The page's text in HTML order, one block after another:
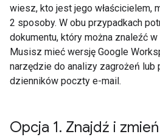
wiesz, kto jest jego właścicielem,
2 sposoby. W obu przypadkach
dokumentu, który można znaleźć
Musisz mieć wersję Google
narzędzie do analizy zagrożeń lub
dzienników poczty e-mail.
Opcja 1. Znajdź i